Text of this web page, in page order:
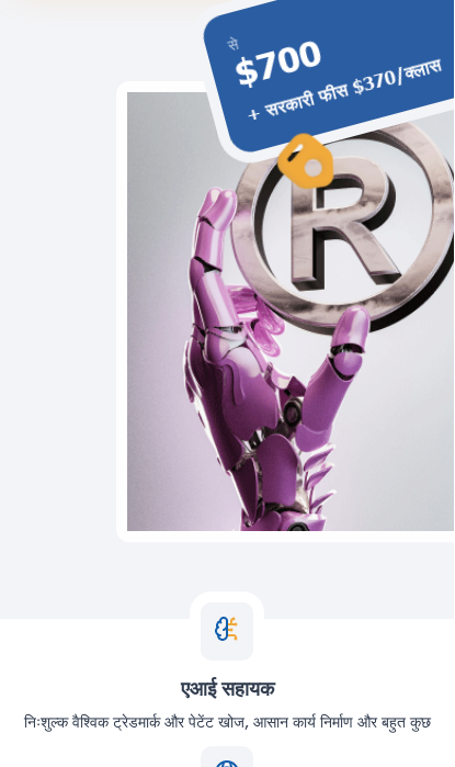
से
$700
+ सरकारी फीस $370/क्लास
एआई सहायक
निःशुल्क वैश्विक ट्रेडमार्क और पेटेंट खोज, आसान कार्य निर्माण और बहुत कुछ